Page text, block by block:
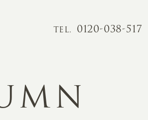
TEL. 0120-038-517